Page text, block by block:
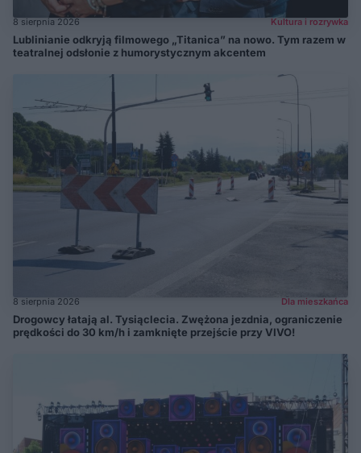
8 sierpnia 2026 Kultura i rozrywka
Lublinianie odkryją filmowego „Titanica” na nowo. Tym razem w
teatralnej odsłonie z humorystycznym akcentem
8 sierpnia 2026 Dla mieszkańca
Drogowcy łatają al. Tysiąclecia. Zwężona jezdnia, ograniczenie
prędkości do 30 km/h i zamknięte przejście przy VIVO!